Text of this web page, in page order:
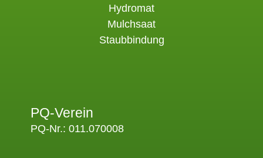
Hydromat
Mulchsaat
Staubbindung
PQ-Verein
PQ-Nr.: 011.070008